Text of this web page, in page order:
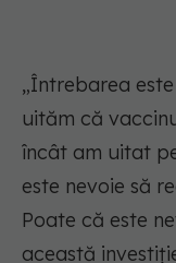
„Întrebarea
uităm că
încât am uitat
este nevoie să
Poate că este
această